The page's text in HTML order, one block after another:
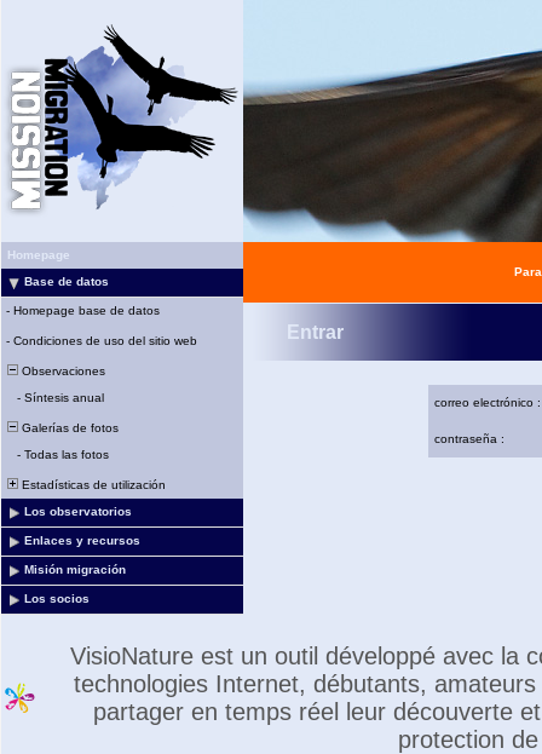
Homepage
Base de datos
- Homepage base de datos
- Condiciones de uso del sitio web
Observaciones
- Síntesis anual
Galerías de fotos
- Todas las fotos
Estadísticas de utilización
Los observatorios
Enlaces y recursos
Misión migración
Los socios
Entrar
correo electrónico :
contraseña :
VisioNature est un outil développé avec la
technologies Internet, débutants,
partager en temps réel leur découverte
protection